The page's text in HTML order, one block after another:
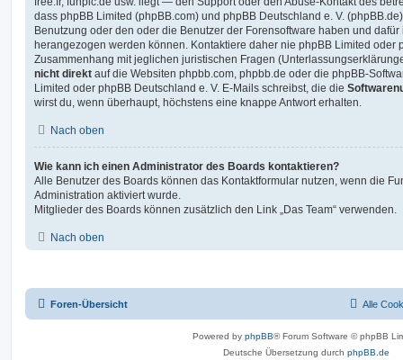
dass phpBB Limited (phpBB.com) und phpBB Deutschland e. V.
Benutzung oder den oder die Benutzer der Forensoftware haben und
herangezogen werden können. Kontaktiere daher nie phpBB Limited oder
Zusammenhang mit jeglichen juristischen Fragen
nicht direkt auf die Websiten phpbb.com, phpbb.de oder die phpBB-
Limited oder phpBB Deutschland e. V. E-Mails schreibst, die die
wirst du, wenn überhaupt, höchstens eine knappe Antwort erhalten.
Nach oben
Wie kann ich einen Administrator des Boards kontaktieren?
Alle Benutzer des Boards können das Kontaktformular nutzen, wenn die
Administration aktiviert wurde.
Mitglieder des Boards können zusätzlich den Link „Das Team“ verwenden.
Nach oben
Foren-Übersicht Alle
Powered by phpBB® Forum Software © phpBB
Deutsche Übersetzung durch phpBB.de